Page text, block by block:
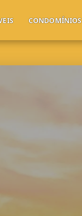
CONDOMÍNIOS